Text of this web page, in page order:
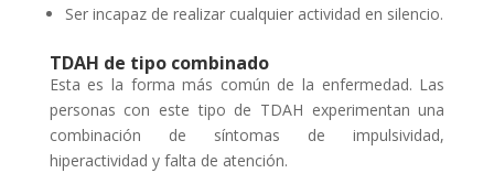
Ser incapaz de realizar cualquier actividad en silencio.
TDAH de tipo combinado
Esta es la forma más común de la enfermedad. Las
personas con este tipo de TDAH experimentan una
combinación de síntomas de impulsividad,
hiperactividad y falta de atención.